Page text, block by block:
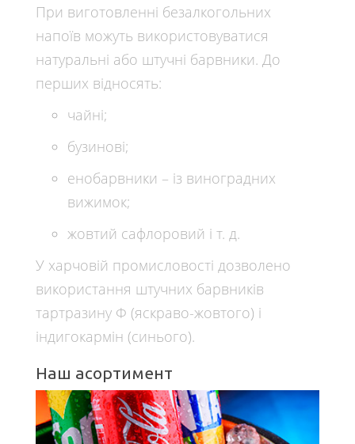
При виготовленні безалкогольних
напоїв можуть використовуватися
натуральні або штучні барвники. До
перших відносять:
чайні;
бузинові;
енобарвники – із виноградних
вижимок;
жовтий сафлоровий і т. д.
У харчовій промисловості дозволено
використання штучних барвників
тартразину Ф (яскраво-жовтого) і
індигокармін (синього).
Наш асортимент